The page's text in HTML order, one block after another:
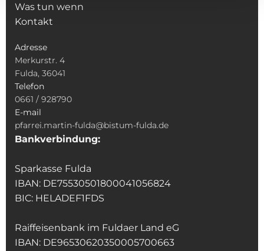
Was tun wenn
Kontakt
Adresse
Merkurstr. 4
Fulda, 36041
Telefon
0661 / 928790
E-mail
pfarrei.martin-fulda@bistum-fulda.de
Bankverbindung:
Sparkasse Fulda
IBAN: DE75530501800041056824
BIC: HELADEF1FDS
Raiffeisenbank im Fuldaer Land eG
IBAN: DE96530620350005700663